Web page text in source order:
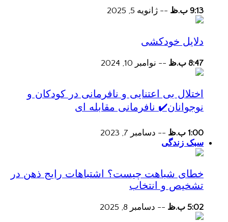
9:13 ب.ظ -- ژانویه 5, 2025
دلایل خودکشی
8:47 ب.ظ -- نوامبر 10, 2024
اختلال بی اعتنایی و نافرمانی در کودکان و
نوجوانان✔️ نافرمانی مقابله ای
1:00 ب.ظ -- دسامبر 7, 2023
سبک زندگی
خطای شباهت چیست؟ اشتباهات رایج ذهن در
تشخیص و انتخاب
5:02 ب.ظ -- دسامبر 8, 2025